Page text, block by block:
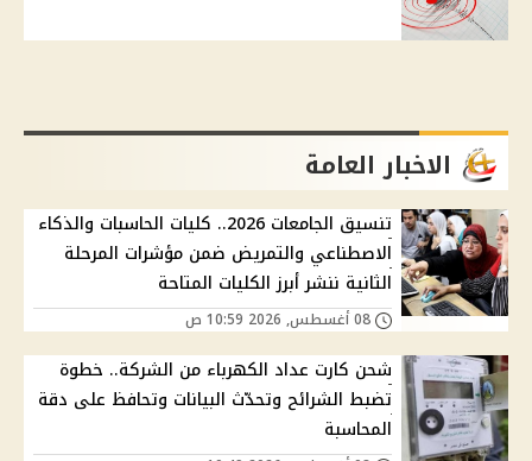
الاخبار العامة
تنسيق الجامعات 2026.. كليات الحاسبات والذكاء
الاصطناعي والتمريض ضمن مؤشرات المرحلة
الثانية ننشر أبرز الكليات المتاحة
شحن كارت عداد الكهرباء من الشركة.. خطوة
تضبط الشرائح وتحدّث البيانات وتحافظ على دقة
المحاسبة